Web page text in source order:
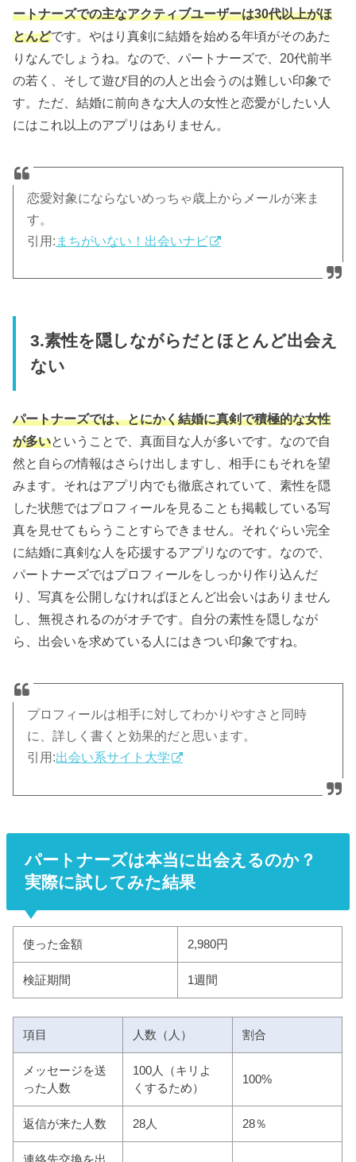
ートナーズでの主なアクティブユーザーは30代以上がほ
とんどです。やはり真剣に結婚を始める年頃がそのあた
りなんでしょうね。なので、パートナーズで、20代前半
の若く、そして遊び目的の人と出会うのは難しい印象で
す。ただ、結婚に前向きな大人の女性と恋愛がしたい人
にはこれ以上のアプリはありません。
恋愛対象にならないめっちゃ歳上からメールが来ま
す。
引用: まちがいない！出会いナビ
3.素性を隠しながらだとほとんど出会え
ない
パートナーズでは、とにかく結婚に真剣で積極的な女性
が多いということで、真面目な人が多いです。なので自
然と自らの情報はさらけ出しますし、相手にもそれを望
みます。それはアプリ内でも徹底されていて、素性を隠
した状態ではプロフィールを見ることも掲載している写
真を見せてもらうことすらできません。それぐらい完全
に結婚に真剣な人を応援するアプリなのです。なので、
パートナーズではプロフィールをしっかり作り込んだ
り、写真を公開しなければほとんど出会いはありません
し、無視されるのがオチです。自分の素性を隠しなが
ら、出会いを求めている人にはきつい印象ですね。
プロフィールは相手に対してわかりやすさと同時
に、詳しく書くと効果的だと思います。
引用:出会い系サイト大学
パートナーズは本当に出会えるのか？
実際に試してみた結果
使った金額 2,980円
検証期間 1週間
項目 人数（人） 割合
メッセージを送
った人数
100人（キリよ
くするため）
100%
返信が来た人数 28人 28％
連絡先交換を出